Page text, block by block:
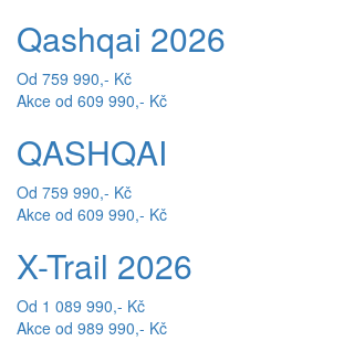
Qashqai 2026
Od 759 990,- Kč
Akce od 609 990,- Kč
QASHQAI
Od 759 990,- Kč
Akce od 609 990,- Kč
X-Trail 2026
Od 1 089 990,- Kč
Akce od 989 990,- Kč